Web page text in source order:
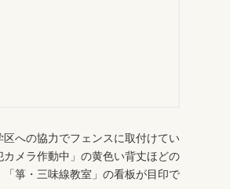
区への協力でフェンスに取付けてい
カメラ作動中」の黄色い背丈ほどの
「箏・三味線教室」の看板が目印で